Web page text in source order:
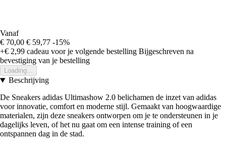
Vanaf
€ 70,00 € 59,77 -15%
+€ 2,99 cadeau voor je volgende bestelling Bijgeschreven na
bevestiging van je bestelling
Loading...
Beschrijving
De Sneakers adidas Ultimashow 2.0 belichamen de inzet van adidas
voor innovatie, comfort en moderne stijl. Gemaakt van hoogwaardige
materialen, zijn deze sneakers ontworpen om je te ondersteunen in je
dagelijks leven, of het nu gaat om een intense training of een
ontspannen dag in de stad.